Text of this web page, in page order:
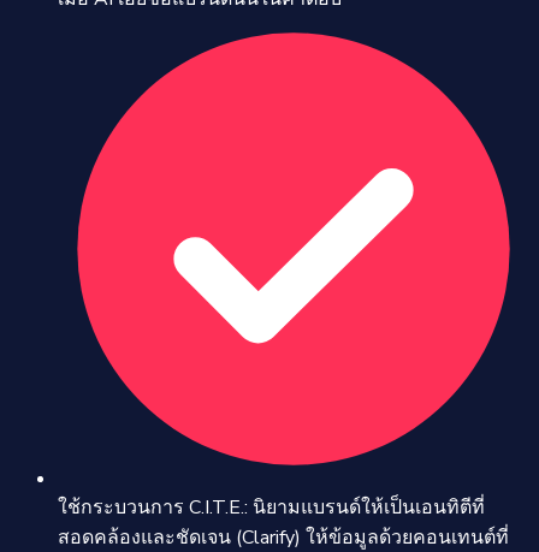
ใช้กระบวนการ C.I.T.E.: นิยามแบรนด์ให้เป็นเอนทิตีที่
สอดคล้องและชัดเจน (Clarify) ให้ข้อมูลด้วยคอนเทนต์ที่